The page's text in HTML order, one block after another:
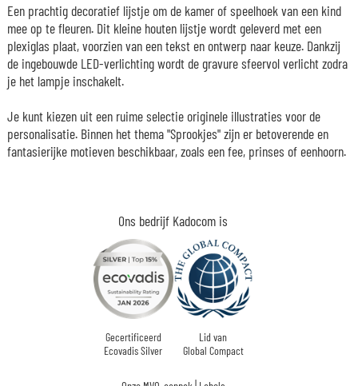
Ons bedrijf Kadocom is
Gecertificeerd
Ecovadis Silver
Lid van
Global Compact
Een prachtig decoratief lijstje om de kamer of speelhoek van een kind
mee op te fleuren. Dit kleine houten lijstje wordt geleverd met een
plexiglas plaat, voorzien van een tekst en ontwerp naar keuze. Dankzij
de ingebouwde LED-verlichting wordt de gravure sfeervol verlicht zodra
je het lampje inschakelt.
Je kunt kiezen uit een ruime selectie originele illustraties voor de
personalisatie. Binnen het thema "Sprookjes" zijn er betoverende en
fantasierijke motieven beschikbaar, zoals een fee, prinses of eenhoorn.